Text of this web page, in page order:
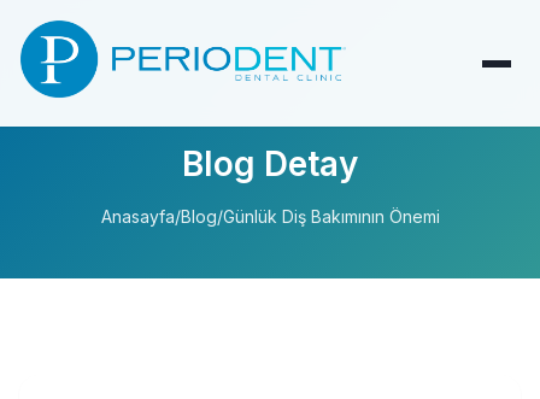
Blog Detay
Anasayfa/Blog/Günlük Diş Bakımının Önemi